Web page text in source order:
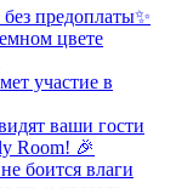
предоплаты✨
цвете
участие в
ваши гости
Room! 🎉
боится влаги